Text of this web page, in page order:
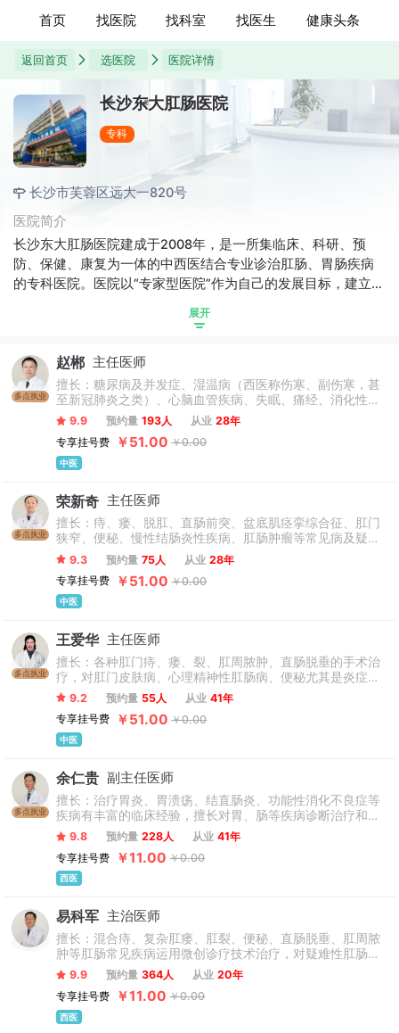
首页 找医院 找科室 找医生 健康头条
返回首页 选医院 医院详情
长沙东大肛肠医院
专科
长沙市芙蓉区远大一820号
医院简介
长沙东大肛肠医院建成于2008年，是一所集临床、科研、预
防、保健、康复为一体的中西医结合专业诊治肛肠、胃肠疾病
的专科医院。医院以“专家型医院”作为自己的发展目标，建立了
性专科门诊、夜门诊，365天无假日医院。医院位于长沙市芙蓉
有内科、外科、中医科、肛肠科、麻醉、医学影像、检验等科
室。
展开
多点执业
赵郴 主任医师
擅长：糖尿病及并发症、湿温病（西医称伤寒、副伤寒，甚
至新冠肺炎之类）、心脑血管疾病、失眠、痛经、消化性溃
疡、严重小儿消化不良等采用中西医结合以中医为主治疗内
科相关疑难病，有丰富的临床经验。
9.9 预约量 193人 从业 28年
专享挂号费
￥51.00 ￥0.00
中医
多点执业
荣新奇 主任医师
擅长：痔、瘘、脱肛、直肠前突、盆底肌痉挛综合征、肛门
狭窄、便秘、慢性结肠炎性疾病、肛肠肿瘤等常见病及疑难
杂症运用传统中医方法和现代西医方法诊治。
9.3 预约量 75人 从业 28年
专享挂号费
￥51.00 ￥0.00
中医
多点执业
王爱华 主任医师
擅长：各种肛门痔、瘘、裂、肛周脓肿、直肠脱垂的手术治
疗，对肛门皮肤病、心理精神性肛肠病、便秘尤其是炎症性
肠病、高位复杂性肛瘘、中晚期大肠癌提高生活质量、延长
生命等疑难杂症治疗具有独特疗效。
9.2 预约量 55人 从业 41年
专享挂号费
￥51.00 ￥0.00
中医
多点执业
余仁贵 副主任医师
擅长：治疗胃炎、胃溃疡、结直肠炎、功能性消化不良症等
疾病有丰富的临床经验，擅长对胃、肠等疾病诊断治疗和消
化系统内窥镜检查治疗。
9.8 预约量 228人 从业 41年
专享挂号费
￥11.00 ￥0.00
西医
易科军 主治医师
擅长：混合痔、复杂肛瘘、肛裂、便秘、直肠脱垂、肛周脓
肿等肛肠常见疾病运用微创诊疗技术治疗，对疑难性肛肠疾
病的诊治有经验。
9.9 预约量 364人 从业 20年
专享挂号费
￥11.00 ￥0.00
西医